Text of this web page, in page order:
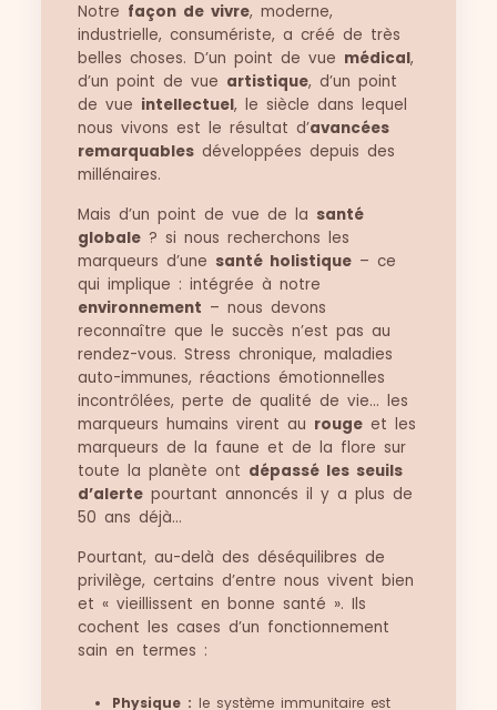
Notre façon de vivre, moderne,
industrielle, consumériste, a créé de très
belles choses. D’un point de vue médical,
d’un point de vue artistique, d’un point
de vue intellectuel, le siècle dans lequel
nous vivons est le résultat d’avancées
remarquablesdéveloppées depuis des
millénaires.
Mais d’un point de vue de la santé
globale? si nous recherchons les
marqueurs d’une santé holistique– ce
qui implique : intégrée à notre
environnement – nous devons
reconnaître que le succès n’est pas au
rendez-vous. Stress chronique, maladies
auto-immunes, réactions émotionnelles
incontrôlées, perte de qualité de vie… les
marqueurs humains virent au rougeet les
marqueurs de la faune et de la flore sur
toute la planète ont dépassé les seuils
d’alertepourtant annoncés il y a plus de
50 ans déjà…
Pourtant, au-delà des déséquilibres de
privilège, certains d’entre nous vivent bien
et « vieillissent en bonne santé ». Ils
cochent les cases d’un fonctionnement
sain en termes :
Physique : le système immunitaire est